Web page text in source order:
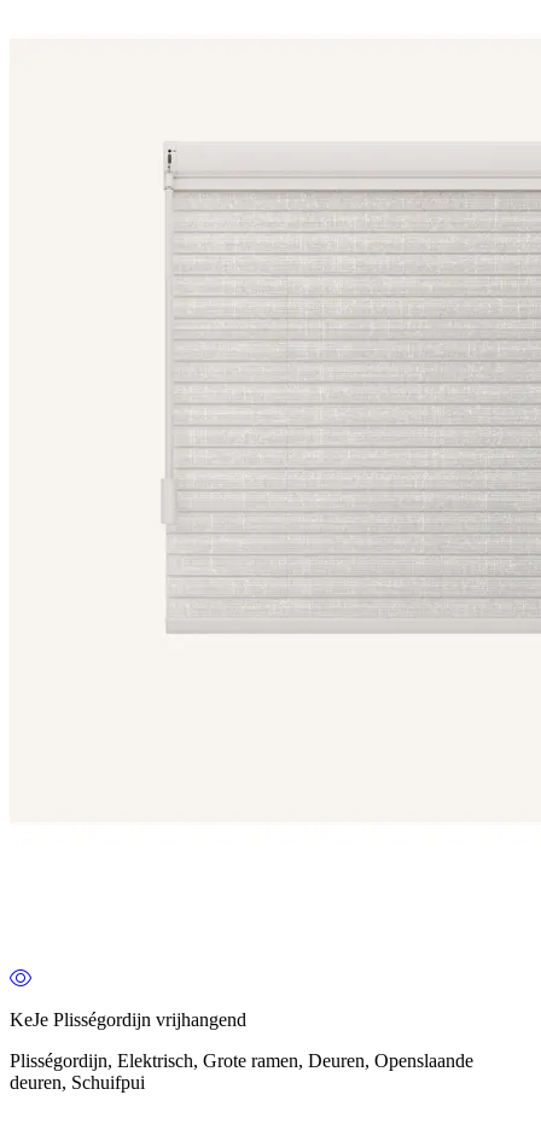
KeJe Plisségordijn vrijhangend
Plisségordijn, Elektrisch, Grote ramen, Deuren, Openslaande
deuren, Schuifpui